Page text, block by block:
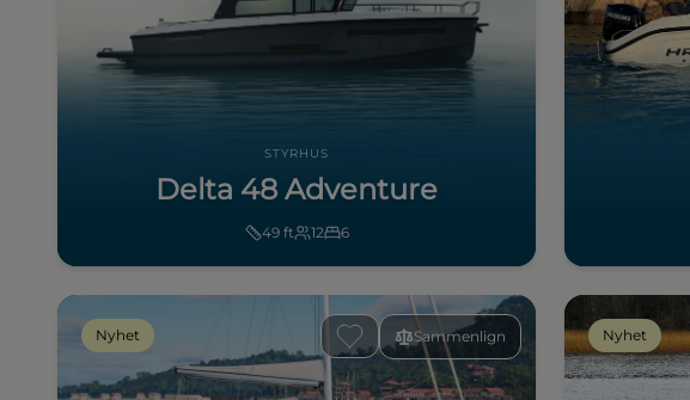
STYRHUS
Delta 48 Adventure
49 ft 12 6
Sammenlign
Nyhet Nyhet